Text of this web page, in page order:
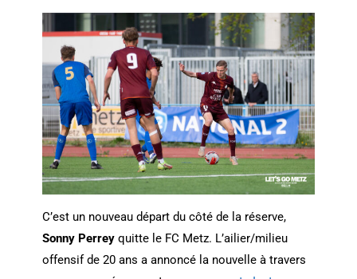
C’est un nouveau départ du côté de la réserve,
Sonny Perrey quitte le FC Metz. L’ailier/milieu
offensif de 20 ans a annoncé la nouvelle à travers